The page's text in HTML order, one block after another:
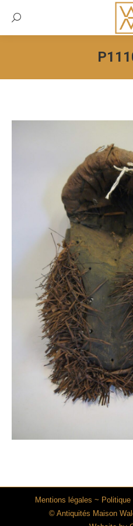
Recherche:
Mentions légales ~
© Antiquités Maison